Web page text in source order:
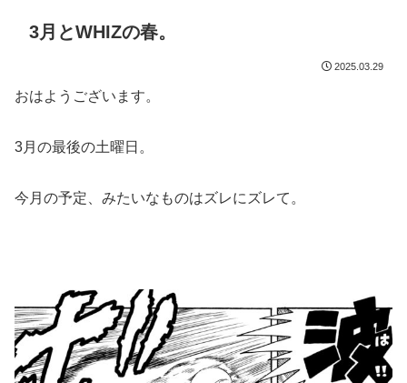
3月とWHIZの春。
2025.03.29
おはようございます。
3月の最後の土曜日。
今月の予定、みたいなものはズレにズレて。